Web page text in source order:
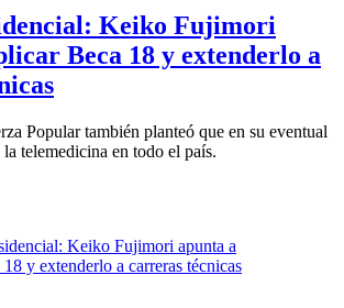
Keiko Fujimori
Beca 18 y extenderlo a
Popular también planteó que en su eventual
telemedicina en todo el país.